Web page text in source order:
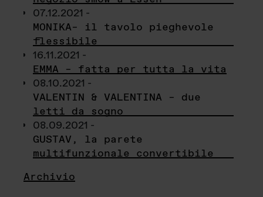
07.12.2021 -
MONIKA– il tavolo pieghevole
flessibile
16.11.2021 -
EMMA – fatta per tutta la vita
08.10.2021 -
VALENTIN & VALENTINA – due
letti da sogno
08.09.2021 -
GUSTAV, la parete
multifunzionale convertibile
Archivio